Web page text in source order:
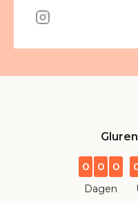
0 0 0
Dagen